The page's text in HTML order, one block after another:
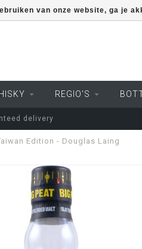
REGIO'S
delivery
Edition - Douglas Laing
van onze website, ga je